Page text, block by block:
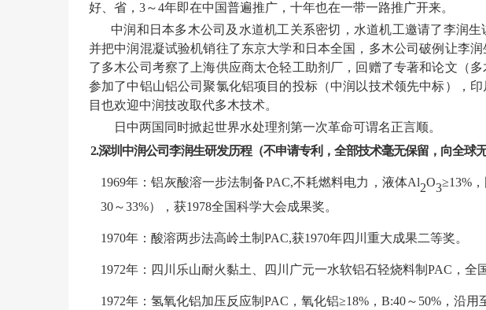
好、省， 3～4年即在中国普遍推广，十年也在一带一路推广开来。
中润和日本多木公司及水道机工关系密切，水道机工邀请了李润
并把中润混凝试验机销往了东京大学和日本全国，多木公司破例让李
了多木公司考察了上海供应商太仓轻工助剂厂，回赠了专著和论文（
参加了中铝山铝公司聚氯化铝项目的投标（中润以技术领先中标），
目也欢迎中润技改取代多木技术。
日中两国同时掀起世界水处理剂第一次革命可谓名正言顺。
2.深圳 中润公司李润生研发历程（不申请专利，全部技术毫无保留 ， 向全球
1969年：铝灰酸溶一步法制备PAC,不耗燃料电力，液体Al2O3≥13%
30～33%），获1978全国科学大会成果奖。
1970年：酸溶两步法高岭土制PAC,获1970年四川重大成果二等奖。
1972年：四川乐山耐火黏土、四川广元一水软铝石轻烧料制PAC，
1972年：氢氧化铝加压反应制PAC，氧化铝≥18%，B:40～50%，沿用